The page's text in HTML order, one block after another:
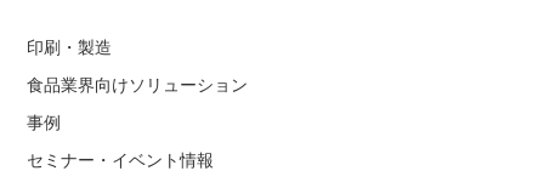
印刷・製造
食品業界向けソリューション
事例
セミナー・イベント情報